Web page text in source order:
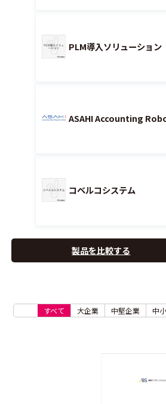
PLM導入ソリューション
ASAHI Accounting
コベルコシステム
製品を比較する
すべて 大企業 中堅企業 中